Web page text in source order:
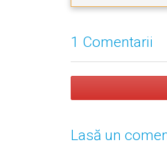
1 Comentarii
Lasă un